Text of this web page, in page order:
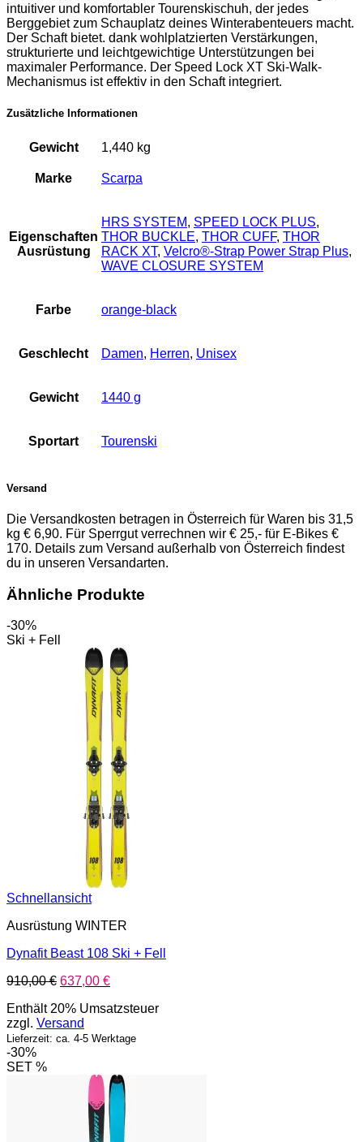
intuitiver und komfortabler Tourenskischuh, der jedes
Berggebiet zum Schauplatz deines Winterabenteuers macht.
Der Schaft bietet. dank wohlplatzierten Verstärkungen,
strukturierte und leichtgewichtige Unterstützungen bei
maximaler Performance. Der Speed Lock XT Ski-Walk-
Mechanismus ist effektiv in den Schaft integriert.
Zusätzliche Informationen
Gewicht 1,440 kg
Marke Scarpa
Eigenschaften
Ausrüstung
HRS SYSTEM, SPEED LOCK PLUS,
THOR BUCKLE, THOR CUFF, THOR
RACK XT, Velcro®-Strap Power Strap Plus,
WAVE CLOSURE SYSTEM
Farbe orange-black
Geschlecht Damen, Herren, Unisex
Gewicht 1440 g
Sportart Tourenski
Versand
Die Versandkosten betragen in Österreich für Waren bis 31,5
kg € 6,90. Für Sperrgut verrechnen wir € 25,- für E-Bikes €
170. Details zum Versand außerhalb von Österreich findest
du in unseren Versandarten.
Ähnliche Produkte
-30%
Ski + Fell
Schnellansicht
Ausrüstung WINTER
Dynafit Beast 108 Ski + Fell
910,00€ Ursprünglicher
war:
910,00 €
637,00 €Aktueller
ist:
Enthält 20% Umsatzsteuer
zzgl. Versand
Lieferzeit: ca. 4-5 Werktage
-30%
SET %